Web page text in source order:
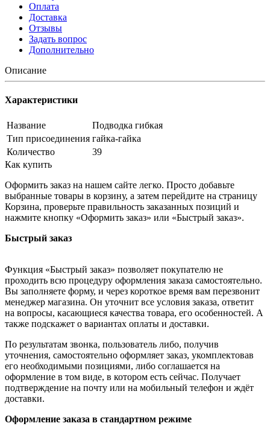
Оплата
Доставка
Отзывы
Задать вопрос
Дополнительно
Описание
Характеристики
Название
Подводка гибкая
Тип присоединения гайка-гайка
Количество
39
Как купить
Оформить заказ на нашем сайте легко. Просто добавьте
выбранные товары в корзину, а затем перейдите на страницу
Корзина, проверьте правильность заказанных позиций и
нажмите кнопку «Оформить заказ» или «Быстрый заказ».
Быстрый заказ
Функция «Быстрый заказ» позволяет покупателю не
проходить всю процедуру оформления заказа самостоятельно.
Вы заполняете форму, и через короткое время вам перезвонит
менеджер магазина. Он уточнит все условия заказа, ответит
на вопросы, касающиеся качества товара, его особенностей. А
также подскажет о вариантах оплаты и доставки.
По результатам звонка, пользователь либо, получив
уточнения, самостоятельно оформляет заказ, укомплектовав
его необходимыми позициями, либо соглашается на
оформление в том виде, в котором есть сейчас. Получает
подтверждение на почту или на мобильный телефон и ждёт
доставки.
Оформление заказа в стандартном режиме